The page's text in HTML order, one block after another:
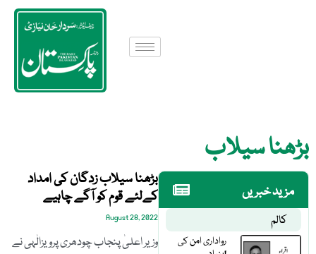
بڑھنا سیلاب
مزید خبریں
کالم
رواداری امن کی
بڑھنا سیلاب زدگان کی امداد
کےلئے قوم کو آگے چاہیے
August 28, 2022
وزیر اعلیٰ پنجاب چودھری پرویزالٰہی نے